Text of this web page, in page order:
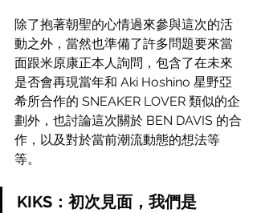
除了抱著朝聖的心情過來參與這次的活
動之外，當然也準備了許多問題要來當
面跟米原康正本人詢問，包含了在未來
是否會再現當年和 Aki Hoshino 星野亞
希所合作的 SNEAKER LOVER 類似的企
劃外，也討論這次關於 BEN DAVIS 的合
作，以及對於當前潮流動態的想法等
等。
KIKS：初次見面，我們是